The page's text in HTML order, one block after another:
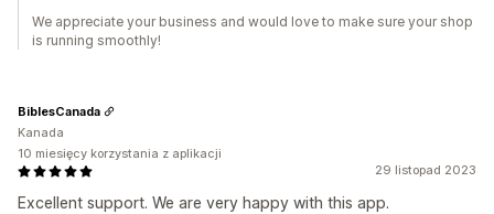
We appreciate your business and would love to make sure your shop
is running smoothly!
29 listopad 2023
Excellent support. We are very happy with this app.
BiblesCanada
Kanada
10 miesięcy korzystania z aplikacji